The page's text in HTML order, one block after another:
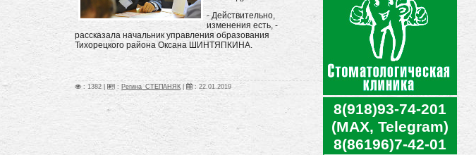
8(918)93-74-201
(MAX, Telegram)
8(86196)7-42-01
- Действительно,
изменения есть, -
рассказала начальник управления образования
Тихорецкого района Оксана ШИНТЯПКИНА.
: 1382 | : Регина_СТЕПАНЯК | :22.01.2019